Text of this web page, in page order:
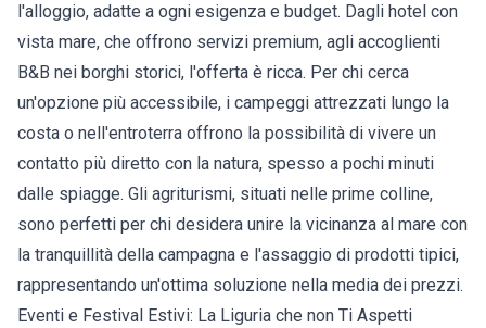
l'alloggio, adatte a ogni esigenza e budget. Dagli hotel con
vista mare, che offrono servizi premium, agli accoglienti
B&B nei borghi storici, l'offerta è ricca. Per chi cerca
un'opzione più accessibile, i campeggi attrezzati lungo la
costa o nell'entroterra offrono la possibilità di vivere un
contatto più diretto con la natura, spesso a pochi minuti
dalle spiagge. Gli agriturismi, situati nelle prime colline,
sono perfetti per chi desidera unire la vicinanza al mare con
la tranquillità della campagna e l'assaggio di prodotti tipici,
rappresentando un'ottima soluzione nella media dei prezzi.
Eventi e Festival Estivi: La Liguria che non Ti Aspetti